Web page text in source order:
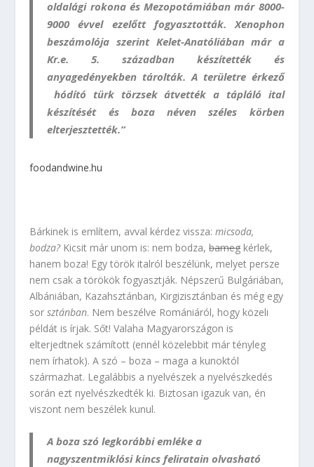
oldalági rokona és Mezopotámiában már 8000-
9000 évvel ezelőtt fogyasztották. Xenophon
beszámolója szerint Kelet-Anatóliában már a
Kr.e. 5. században készítették és
anyagedényekben tárolták. A területre érkező
hódító türk törzsek átvették a tápláló ital
készítését és boza néven széles körben
elterjesztették.”
foodandwine.hu
Bárkinek is említem, avval kérdez vissza:micsoda,
bodza?Kicsit már unom is: nem bodza,bamegkérlek,
hanem boza! Egy török italról beszélünk, melyet persze
nem csak a törökök fogyasztják. Népszerű Bulgáriában,
Albániában, Kazahsztánban, Kirgizisztánban és még egy
sorsztánban. Nem beszélve Romániáról, hogy közeli
példát is írjak. Sőt! Valaha Magyarországon is
elterjedtnek számított (ennél közelebbit már tényleg
nem írhatok). A szó – boza – maga a kunoktól
származhat. Legalábbis a nyelvészek a nyelvészkedés
során ezt nyelvészkedték ki. Biztosan igazuk van, én
viszont nem beszélek kunul.
Aboza szó legkorábbi emléke a
nagyszentmiklósi kincs feliratain olvasható